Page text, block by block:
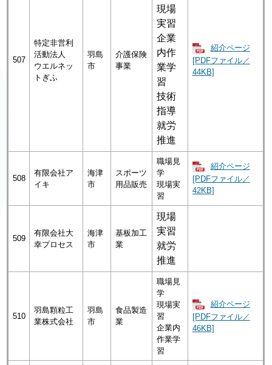
507
特定非営利
活動法人
ウエルネッ
トぎふ
羽島
市
介護保険
事業
現場
実習
企業
内作
業学
習
技術
指導
就労
推進
紹介ページ
[PDFファイル／
44KB]
508
有限会社ア
イキ
海津
市
スポーツ
用品販売
職場見
学
現場実
習
紹介ページ
[PDFファイル／
42KB]
509
有限会社大
幸プロセス
海津
市
基板加工
業
現場
実習
就労
推進
510
羽島顆粒工
業株式会社
羽島
市
食品製造
業
職場見
学
現場実
習
企業内
作業学
習
紹介ページ
[PDFファイル／
46KB]